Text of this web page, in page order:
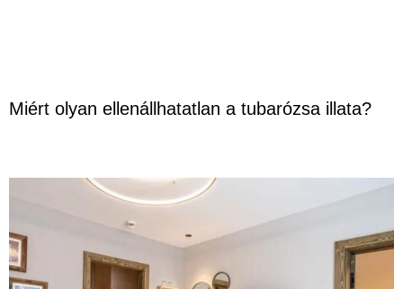
Miért olyan ellenállhatatlan a tubarózsa illata?